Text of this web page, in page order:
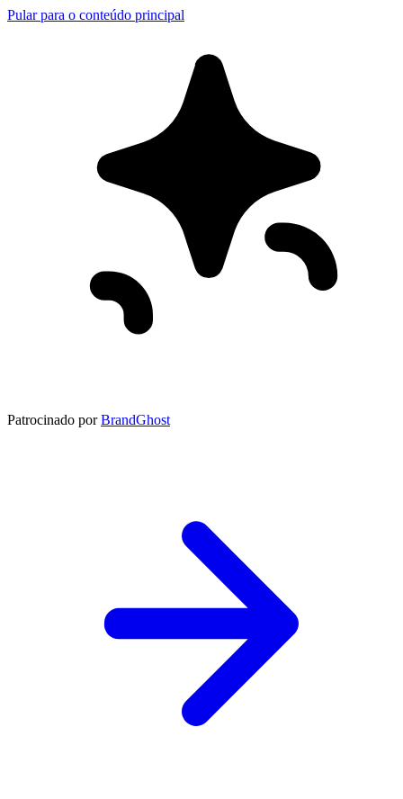
Pular para o conteúdo principal
Patrocinado por BrandGhost